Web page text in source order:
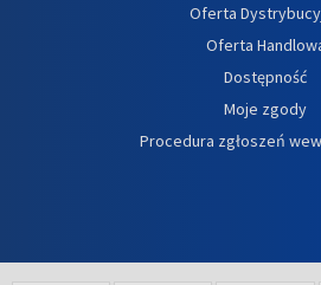
Oferta
Oferta
Dostępność
Moje zgody
Procedura zgłoszeń